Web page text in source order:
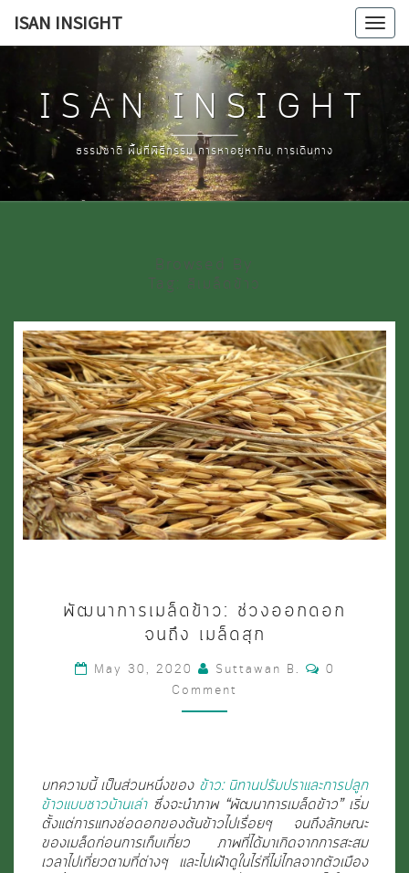
Skip
to
ISAN INSIGHT
ISAN INSIGHT
ธรรมชาติ พื้นที่พิธีกรรม การหาอยู่หากิน การเดินทาง
Browsed By
Tag: สีเมล็ดข้าว
เมล็ด
ช่วง
ออกดอก
สุก
พัฒนาการเมล็ดข้าว: ช่วงออกดอก
จนถึง เมล็ดสุก
May 30, 2020 Suttawan B. Comments
0
Comment
บทความนี้ เป็นส่วนหนึ่งของ ข้าว: นิทานปรัมปราและการปลูก
ข้าวแบบชาวบ้านเล่าซึ่งจะนำภาพ “พัฒนาการเมล็ดข้าว” เริ่ม
ตั้งแต่การแทงช่อดอกของต้นข้าวไปเรื่อยๆ จนถึงลักษณะ
ของเมล็ดก่อนการเก็บเกี่ยว ภาพที่ได้มาเกิดจากการสะสม
เวลาไปเที่ยวตามที่ต่างๆ และไปเฝ้าดูในไร่ที่ไม่ไกลจากตัวเมือง